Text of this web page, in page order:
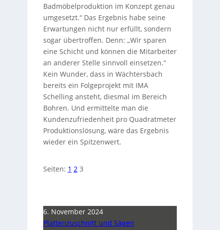
Badmöbelproduktion im Konzept genau
umgesetzt.“ Das Ergebnis habe seine
Erwartungen nicht nur erfüllt, sondern
sogar übertroffen. Denn: „Wir sparen
eine Schicht und können die Mitarbeiter
an anderer Stelle sinnvoll einsetzen.“
Kein Wunder, dass in Wächtersbach
bereits ein Folgeprojekt mit IMA
Schelling ansteht, diesmal im Bereich
Bohren. Und ermittelte man die
Kundenzufriedenheit pro Quadratmeter
Produktionslösung, wäre das Ergebnis
wieder ein Spitzenwert.
Seiten: 1 2 3
6. November 2024
Plattenzuschnitt und Sägen